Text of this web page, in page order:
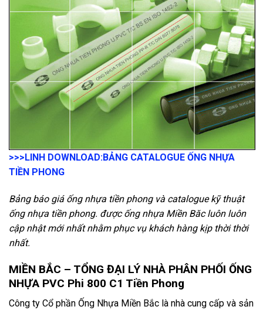
>>>LINH DOWNLOAD:BẢNG CATALOGUE ỐNG NHỰA
TIỀN PHONG
Bảng báo giá ống nhựa tiền phong và catalogue kỹ thuật
ống nhựa tiền phong. được ống nhựa Miền Băc luôn luôn
cập nhật mới nhất nhằm phục vụ khách hàng kịp thời thời
nhất.
MIỀN BẮC – TỔNG ĐẠI LÝ NHÀ PHÂN PHỐI ỐNG
NHỰA PVC Phi 800 C1 Tiền Phong
Công ty Cổ phần Ống Nhựa Miền Bắc là nhà cung cấp và sản